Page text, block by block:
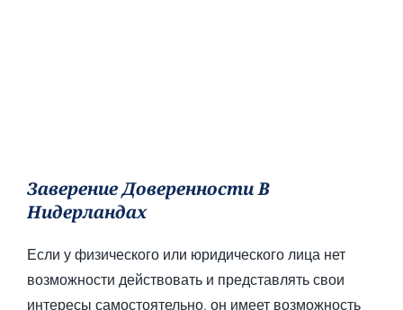
Заверение Доверенности В
Нидерландах
Если у физического или юридического лица нет
возможности действовать и представлять свои
интересы самостоятельно, он имеет возможность